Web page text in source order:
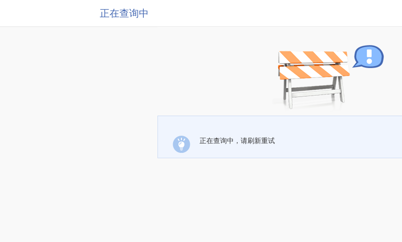
正在查询中
正在查询中，请刷新重试